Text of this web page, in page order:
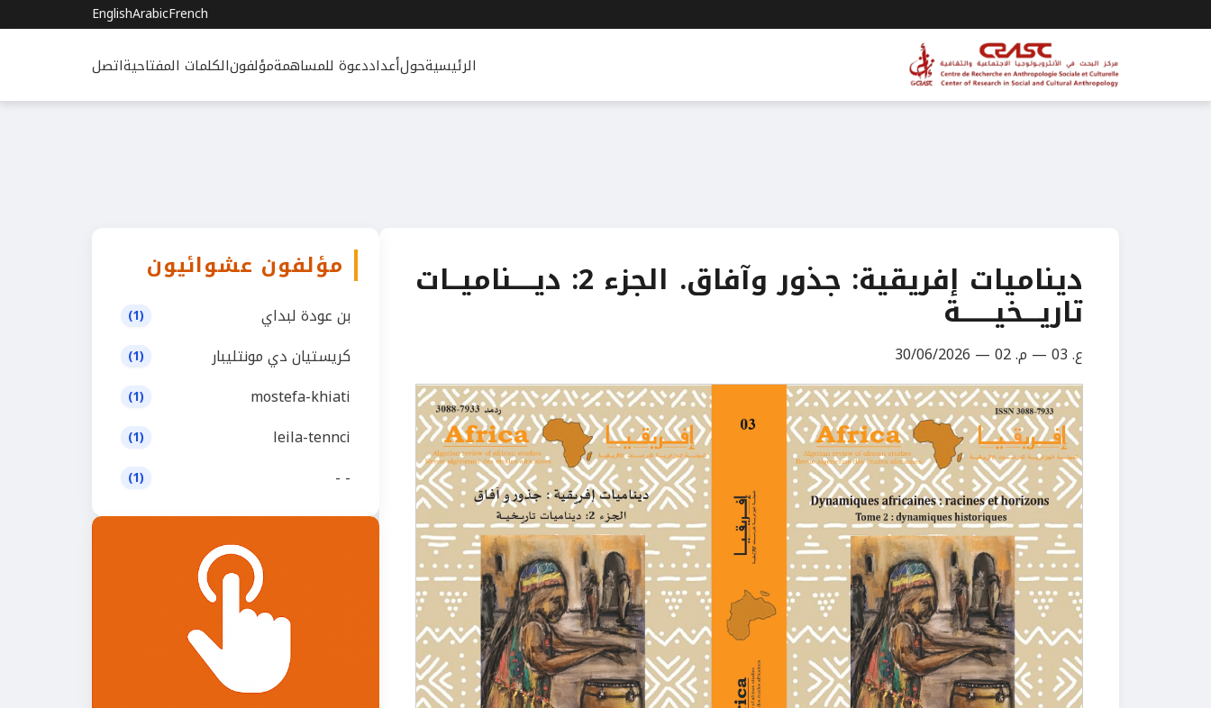
French
Arabic
English
الرئيسيةحولأعداددعوة للمساهمةمؤلفونالكلمات المفتاحيةاتصل
ديناميات إفريقية: جذور وآفاق. الجزء 2: ديــــناميــات
تاريـــخيــــــة
ع. 03 — م. 02 — 30/06/2026
مؤلفون عشوائيون
بن عودة لبداي (1)
كريستيان دي مونتليبار (1)
mostefa-khiati
(1)
leila-tennci
(1)
- -
(1)